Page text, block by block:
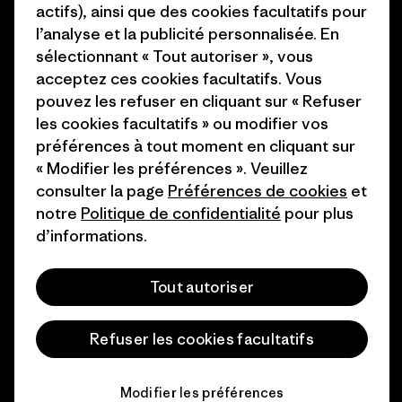
Comment nous finançons
Nos magasins
Industry program
Programme d’affiliation
Patagonia Suisse Plan du site
© 2026 Patagonia, Inc. All Rights Reserved.
français
actifs), ainsi que des cookies facultatifs pour
l’analyse et la publicité personnalisée. En
sélectionnant « Tout autoriser », vous
acceptez ces cookies facultatifs. Vous
pouvez les refuser en cliquant sur « Refuser
les cookies facultatifs » ou modifier vos
préférences à tout moment en cliquant sur
« Modifier les préférences ». Veuillez
consulter la page Préférences de cookies et
notre Politique de confidentialité pour plus
d’informations.
Tout autoriser
Refuser les cookies facultatifs
Modifier les préférences